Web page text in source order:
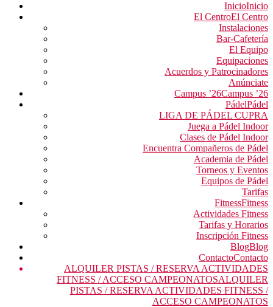
InicioInicio
El CentroEl Centro
Instalaciones
Bar-Cafetería
El Equipo
Equipaciones
Acuerdos y Patrocinadores
Anúnciate
Campus ’26Campus ’26
PádelPádel
LIGA DE PÁDEL CUPRA
Juega a Pádel Indoor
Clases de Pádel Indoor
Encuentra Compañeros de Pádel
Academia de Pádel
Torneos y Eventos
Equipos de Pádel
Tarifas
FitnessFitness
Actividades Fitness
Tarifas y Horarios
Inscripción Fitness
BlogBlog
ContactoContacto
ALQUILER PISTAS / RESERVA ACTIVIDADES
FITNESS / ACCESO CAMPEONATOSALQUILER
PISTAS / RESERVA ACTIVIDADES FITNESS /
ACCESO CAMPEONATOS